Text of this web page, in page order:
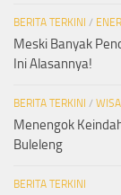
BERITA TERKINI /
Meski Banyak
Ini Alasannya!
BERITA TERKINI /
Menengok
Buleleng
BERITA TERKINI